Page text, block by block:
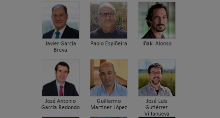
Javier García
Breva
Pablo Espiñeira Iñaki Alonso
José Antonio
García Redondo
Guillermo
Martínez López
José Luis
Gutiérrez
Villanueva